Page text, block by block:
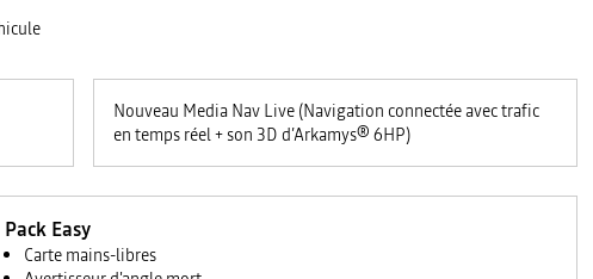
Nouveau Media Nav Live (Navigation connectée avec trafic
en temps réel + son 3D d’Arkamys® 6HP)
Pack Easy
Carte mains-libres